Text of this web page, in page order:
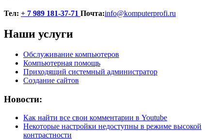
Тел: + 7 989 181-37-71 Почта:info@komputerprofi.ru
Наши услуги
Обслуживание компьютеров
Компьютерная помощь
Приходящий системный администратор
Создание сайтов
Новости:
Как найти все свои комментарии в Youtube
Некоторые настройки недоступны в режиме высокой
контрастности